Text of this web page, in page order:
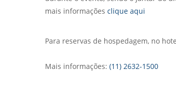
mais informações clique aqui
Para reservas de hospedagem, no
Mais informações: (11) 2632-1500